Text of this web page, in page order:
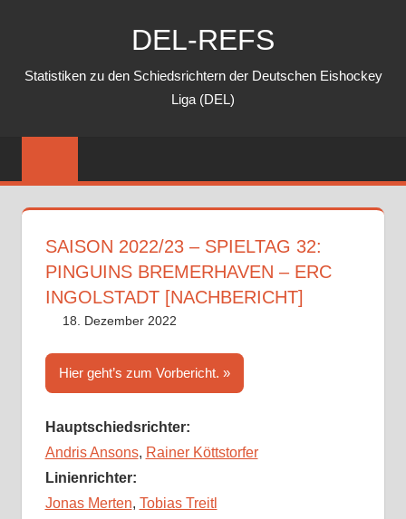
DEL-REFS
Statistiken zu den Schiedsrichtern der Deutschen Eishockey
Liga (DEL)
SAISON 2022/23 – SPIELTAG 32:
PINGUINS BREMERHAVEN – ERC
INGOLSTADT [NACHBERICHT]
18. Dezember 2022
Hier geht’s zum Vorbericht.
Hauptschiedsrichter:
Andris Ansons, Rainer Köttstorfer
Linienrichter:
Jonas Merten, Tobias Treitl